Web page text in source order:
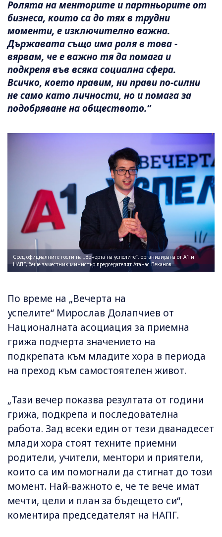
Ролята на менторите и партньорите от
бизнеса, които са до тях в трудни
моменти, е изключително важна.
Държавата също има роля в това -
вярвам, че е важно тя да помага и
подкрепя във всяка социална сфера.
Всичко, което правим, ни прави по-силни
не само като личности, но и помага за
подобряване на обществото.“
Сред официалните гости на „Вечерта на успелите“, организирана от А1 и
НАПГ, беше заместник министър-председателят Атанас Пеканов
По време на „Вечерта на
успелите“ Мирослав Долапчиев от
Националната асоциация за приемна
грижа подчерта значението на
подкрепата към младите хора в периода
на преход към самостоятелен живот.
„Тази вечер показва резултата от години
грижа, подкрепа и последователна
работа. Зад всеки един от тези дванадесет
млади хора стоят техните приемни
родители, учители, ментори и приятели,
които са им помогнали да стигнат до този
момент. Най-важното е, че те вече имат
мечти, цели и план за бъдещето си“,
коментира председателят на НАПГ.